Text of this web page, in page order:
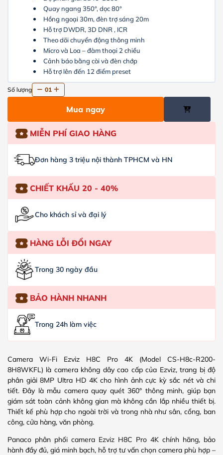
Quay ngang 350°, dọc 80°
Hồng ngoại 30m, đèn trợ sáng 20m
Hỗ trợ DWDR, 3D DNR , ICR
Theo dõi chuyển động thông minh
Micro và Loa – đàm thoại 2 chiều
Cảnh báo bằng còi và đèn chớp
Hỗ trợ lên đến 12 điểm preset
Số lượng 01
Mua ngay
MIỄN PHÍ GIAO HÀNG
Đơn hàng 3 triệu nội thành TPHCM và HN
CHIẾT KHẤU 20 - 40%
Cho khách sỉ và đại lý
HÀNG LỖI ĐỔI NGAY
Trong 30 ngày đầu
BẢO HÀNH NHANH
Trong 24h làm việc
Camera Wi-Fi Ezviz H8C Pro 4K (Model CS-H8c-R200-
8H8WKFL) là camera không dây cao cấp của Ezviz, trang bị độ
phân giải 8MP Ultra HD 4K cho hình ảnh cực kỳ sắc nét và chi
tiết. Đây là mẫu camera quay quét 360° thông minh, giúp bạn
giám sát toàn cảnh không gian mà không cần lắp nhiều thiết bị.
Thiết kế phù hợp cho ngoài trời và trong nhà như sân, cổng, ban
công, cửa hàng, văn phòng.
Panaco phân phối camera Ezviz H8C Pro 4K chính hãng, bảo
hành đầy đủ, giá minh bạch, hỗ trợ tư vấn chọn camera phù hợp –